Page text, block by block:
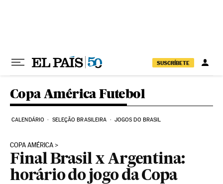
SUSCRÍBETE
Copa América Futebol
CALENDÁRIO SELEÇÃO BRASILEIRA JOGOS DO BRASIL
COPA AMÉRICA
Final Brasil x Argentina:
horário do jogo da Copa